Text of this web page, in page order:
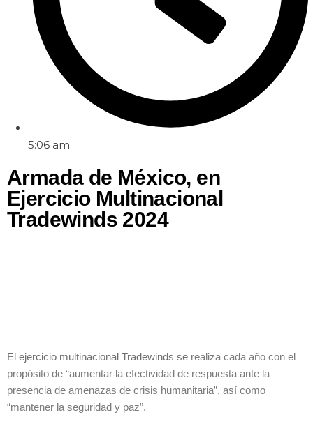
5:06 am
Armada de México, en
Ejercicio Multinacional
Tradewinds 2024
El ejercicio multinacional Tradewinds se realiza cada año con el
propósito de “aumentar la efectividad de respuesta ante la
presencia de amenazas de crisis humanitaria”, así como
“mantener la seguridad y paz”.